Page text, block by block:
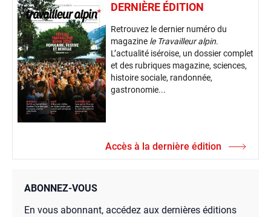
DERNIÈRE ÉDITION
Retrouvez le dernier numéro du
magazine le Travailleur alpin.
L’actualité iséroise, un dossier complet
et des rubriques magazine, sciences,
histoire sociale, randonnée,
gastronomie...
Accès à la dernière édition
ABONNEZ-VOUS
En vous abonnant, accédez aux dernières éditions